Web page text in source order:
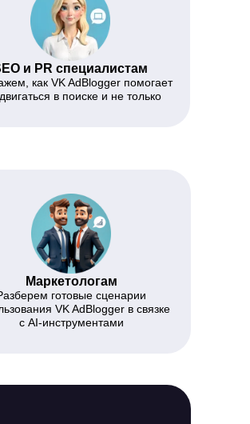
и PR специалистам
как VK AdBlogger помогает
в поиске и не только
Маркетологам
готовые сценарии
VK AdBlogger в связке
с AI-инструментами